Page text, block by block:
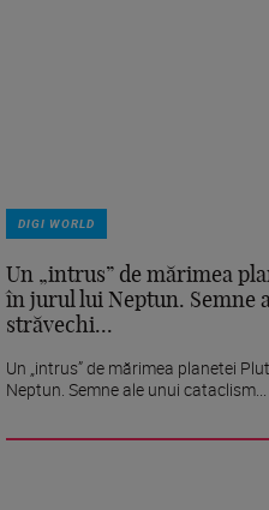
DIGI WORLD
Un „intrus” de mărimea
în jurul lui Neptun. Semne
străvechi...
Un „intrus” de mărimea planetei
Neptun. Semne ale unui cataclism...